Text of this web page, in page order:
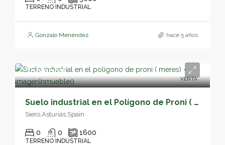
TERRENO INDUSTRIAL
Gonzalo Menéndez hace 5 años
VENTA
300,000€
Suelo industrial en el Polígono de Proni ( Meres) – 02172
Siero,Asturias,Spain
0 0 1600
TERRENO INDUSTRIAL